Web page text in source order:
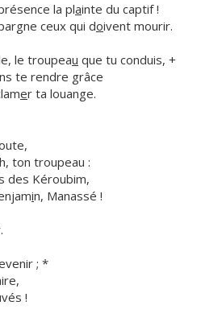
la plainte du captif !
ceux qui doivent mourir.
le troupeau que tu conduis, +
ns te rendre grâce
er ta louange.
ton troupeau :
des Kéroubim,
in, Manassé !
; *
!